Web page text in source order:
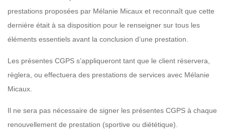
prestations proposées par Mélanie Micaux et reconnaît que cette
dernière était à sa disposition pour le renseigner sur tous les
éléments essentiels avant la conclusion d’une prestation.
Les présentes CGPS s’appliqueront tant que le client réservera,
règlera, ou effectuera des prestations de services avec Mélanie
Micaux.
Il ne sera pas nécessaire de signer les présentes CGPS à chaque
renouvellement de prestation (sportive ou diététique).